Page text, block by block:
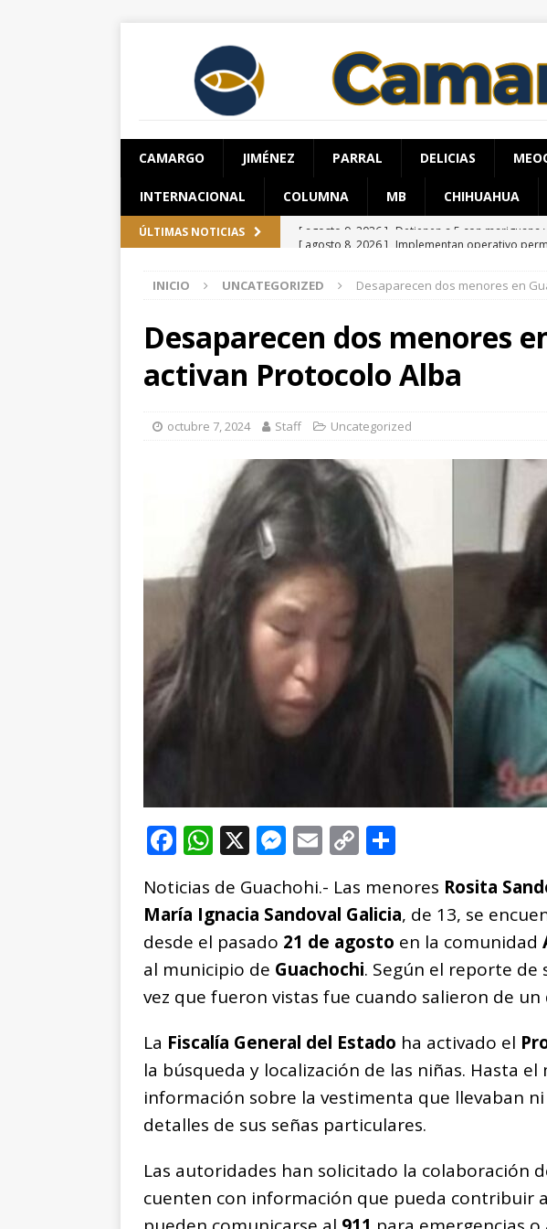
CAMARGO JIMÉNEZ PARRAL DELICIAS
INTERNACIONAL COLUMNA MB CHIHUAHUA
ÚLTIMAS NOTICIAS [ agosto 8, 2026 ] Implementan operativo
[ agosto 8, 2026 ] Muere por sobredosis en su
Se reúne Rafa Loera con
ESTATAL
[ agosto 9, 2026 ]
Detienen a 5 con mariguana
INICIO UNCATEGORIZED Desaparecen dos menores en
Desaparecen dos menores
activan Protocolo Alba
octubre 7, 2024 Staff Uncategorized
F
c
e
b
o
o
k
W
at
s
A
p
p
X M
ss
e
n
g
e
r
E
ai
l
C
p
y
Li
n
k
m
p
ar
ti
r
Noticias de Guachohi.- Las menores Rosita
María Ignacia Sandoval Galicia, de 13, se
desde el pasado 21 de agosto en la comunidad
al municipio de Guachochi. Según el reporte de
vez que fueron vistas fue cuando salieron de
La Fiscalía General del Estado ha activado el
la búsqueda y localización de las niñas. Hasta
información sobre la vestimenta que llevaban
detalles de sus señas particulares.
Las autoridades han solicitado la colaboración
cuenten con información que pueda contribuir